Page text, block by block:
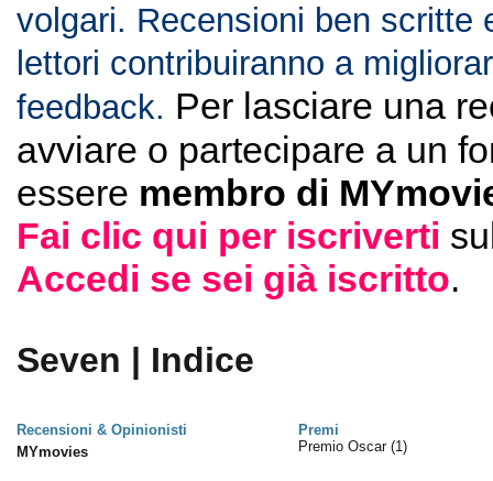
volgari. Recensioni ben scritte
lettori contribuiranno a
feedback. Per lasciare una
avviare o partecipare a un
essere membro di
Fai clic qui per iscriverti
Accedi se sei già iscritto.
Seven | Indice
Recensioni & Opinionisti
Premi
MYmovies
Premio Oscar (1)